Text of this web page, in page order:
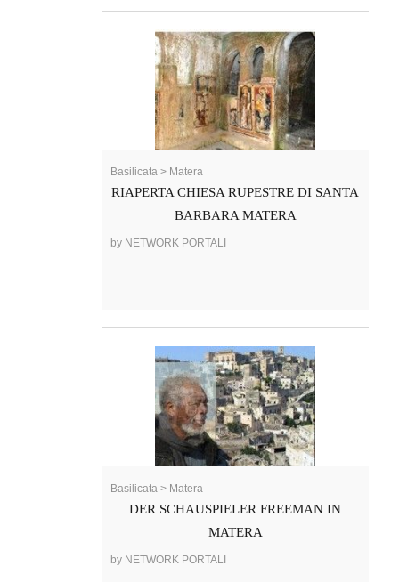
Basilicata > Matera
RIAPERTA CHIESA RUPESTRE DI SANTA
BARBARA MATERA
by NETWORK PORTALI
Basilicata > Matera
DER SCHAUSPIELER FREEMAN IN
MATERA
by NETWORK PORTALI